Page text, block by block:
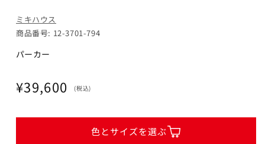
ミキハウス
商品番号: 12-3701-794
パーカー
通
¥39,600 (税込)
色とサイズを選ぶ